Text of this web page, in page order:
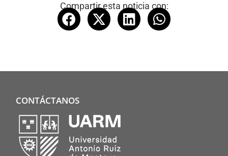
Compartir esta noticia con:
CONTÁCTANOS